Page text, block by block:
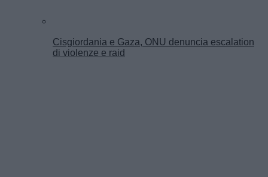
Cisgiordania e Gaza, ONU denuncia escalation
di violenze e raid